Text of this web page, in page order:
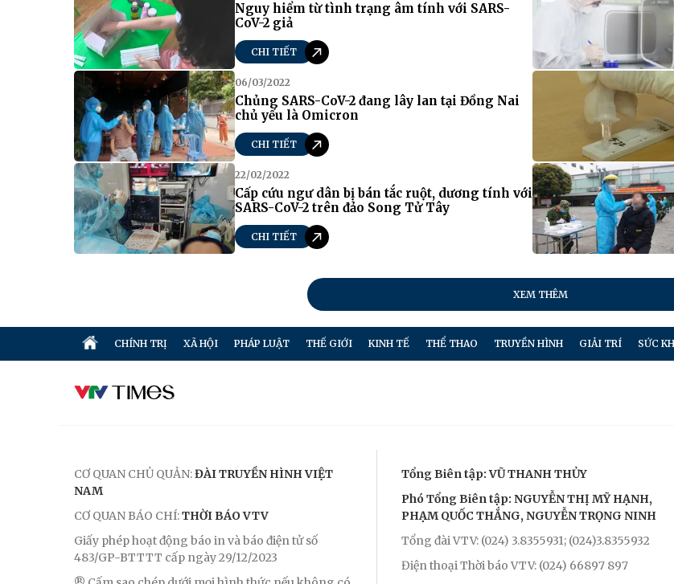
Nguy hiểm từ tình trạng âm tính với SARS-
CoV-2 giả
CHI TIẾT
06/03/2022
Chủng SARS-CoV-2 đang lây lan tại Đồng Nai
chủ yếu là Omicron
CHI TIẾT
22/02/2022
Cấp cứu ngư dân bị bán tắc ruột, dương tính với
SARS-CoV-2 trên đảo Song Tử Tây
CHI TIẾT
XEM THÊM
CHÍNH TRỊ XÃ HỘI PHÁP LUẬT THẾ GIỚI KINH TẾ THỂ THAO TRUYỀN HÌNH GIẢI TRÍ SỨC
CƠ QUAN CHỦ QUẢN:ĐÀI TRUYỀN HÌNH VIỆT
NAM
CƠ QUAN BÁO CHÍ:THỜI BÁO VTV
Giấy phép hoạt động báo in và báo điện tử số
483/GP-BTTTT cấp ngày 29/12/2023
Tổng Biên tập: VŨ THANH THỦY
Phó Tổng Biên tập: NGUYỄN THỊ MỸ HẠNH,
PHẠM QUỐC THẮNG, NGUYỄN TRỌNG NINH
Tổng đài VTV: (024) 3.8355931; (024)3.8355932
Điện thoại Thời báo VTV: (024) 66897 897